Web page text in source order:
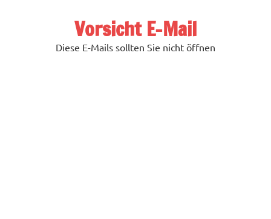
Vorsicht E-Mail
Diese E-Mails sollten Sie nicht öffnen